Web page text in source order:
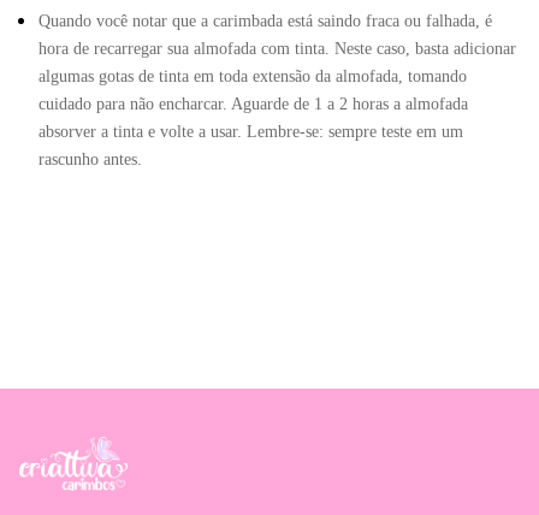
Quando você notar que a carimbada está saindo fraca ou falhada, é
hora de recarregar sua almofada com tinta. Neste caso, basta adicionar
algumas gotas de tinta em toda extensão da almofada, tomando
cuidado para não encharcar. Aguarde de 1 a 2 horas a almofada
absorver a tinta e volte a usar. Lembre-se: sempre teste em um
rascunho antes.